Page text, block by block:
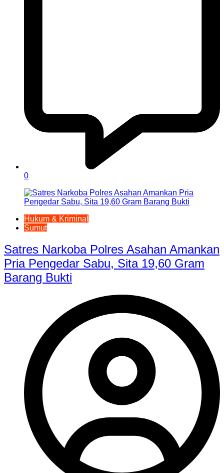
0
Hukum & Kriminal
Sumut
Satres Narkoba Polres Asahan Amankan
Pria Pengedar Sabu, Sita 19,60 Gram
Barang Bukti